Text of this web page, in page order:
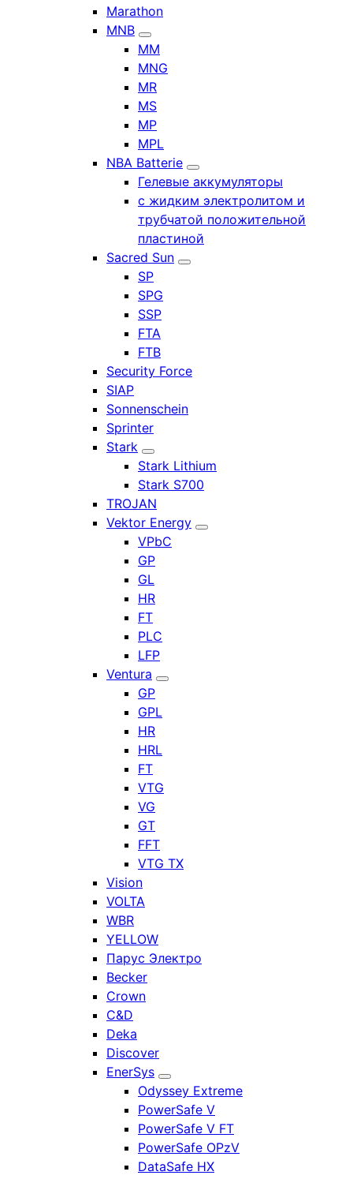
Marathon
MNB
MM
MNG
MR
MS
MP
MPL
NBA Batterie
Гелевые аккумуляторы
с жидким электролитом и
трубчатой положительной
пластиной
Sacred Sun
SP
SPG
SSP
FTA
FTB
Security Force
SIAP
Sonnenschein
Sprinter
Stark
Stark Lithium
Stark S700
TROJAN
Vektor Energy
VPbC
GP
GL
HR
FT
PLC
LFP
Ventura
GP
GPL
HR
HRL
FT
VTG
VG
GT
FFT
VTG TX
Vision
VOLTA
WBR
YELLOW
Парус Электро
Becker
Crown
C&D
Deka
Discover
EnerSys
Odyssey Extreme
PowerSafe V
PowerSafe V FT
PowerSafe OPzV
DataSafe HX